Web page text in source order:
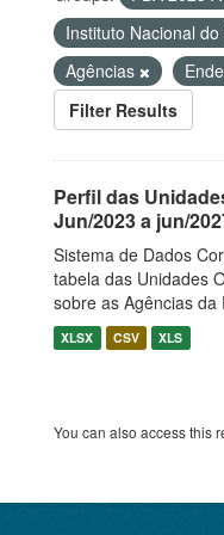
Instituto Nacional
Agências
Filter Results
Perfil das
Jun/2023 a jun/
Sistema de Dados
tabela das Unidades
sobre as Agências da
XLSX CSV XLS
You can also access this